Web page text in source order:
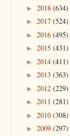
► 2018 (634)
► 2017 (524)
► 2016 (495)
► 2015 (431)
► 2014 (411)
► 2013 (363)
► 2012 (229)
► 2011 (281)
► 2010 (308)
► 2009 (297)